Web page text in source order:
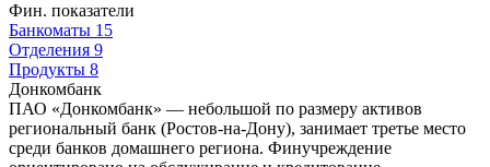
Фин. показатели
Банкоматы 15
Отделения 9
Продукты 8
Донкомбанк
ПАО «Донкомбанк» — небольшой по размеру активов
региональный банк (Ростов-на-Дону), занимает третье место
среди банков домашнего региона. Финучреждение